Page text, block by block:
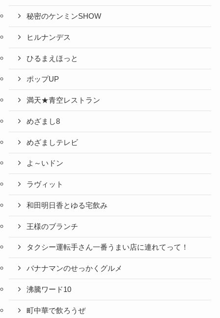
秘密のケンミンSHOW
ヒルナンデス
ひるまえほっと
ポップUP
満天★青空レストラン
めざまし8
めざましテレビ
よ～いドン
ラヴィット
和田明日香とゆる宅飲み
王様のブランチ
タクシー運転手さん一番うまい店に連れてって！
バナナマンのせっかくグルメ
沸騰ワード10
町中華で飲ろうぜ